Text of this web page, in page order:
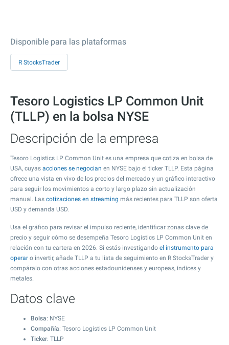
Disponible para las plataformas
R StocksTrader
Tesoro Logistics LP Common Unit
(TLLP) en la bolsa NYSE
Descripción de la empresa
Tesoro Logistics LP Common Unit es una empresa que cotiza en bolsa de
USA, cuyas acciones se negocian en NYSE bajo el ticker TLLP. Esta página
ofrece una vista en vivo de los precios del mercado y un gráfico interactivo
para seguir los movimientos a corto y largo plazo sin actualización
manual. Las cotizaciones en streaming más recientes para TLLP son oferta
USD y demanda USD.
Usa el gráfico para revisar el impulso reciente, identificar zonas clave de
precio y seguir cómo se desempeña Tesoro Logistics LP Common Unit en
relación con tu cartera en 2026. Si estás investigando el instrumento para
operar o invertir, añade TLLP a tu lista de seguimiento en R StocksTrader y
compáralo con otras acciones estadounidenses y europeas, índices y
metales.
Datos clave
Bolsa: NYSE
Compañía: Tesoro Logistics LP Common Unit
Ticker: TLLP